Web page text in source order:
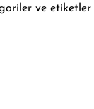
ve etiketler